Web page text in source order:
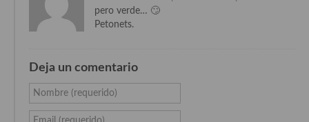
Cocina libanesa
Cocina Siria
Cocina Azerí (Azerbaiyán)
Cocina de Egipto
pero verde… 🙄
Petonets.
Deja un comentario
Nombre (requerido)